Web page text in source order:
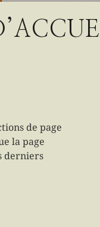
de page
la page
derniers